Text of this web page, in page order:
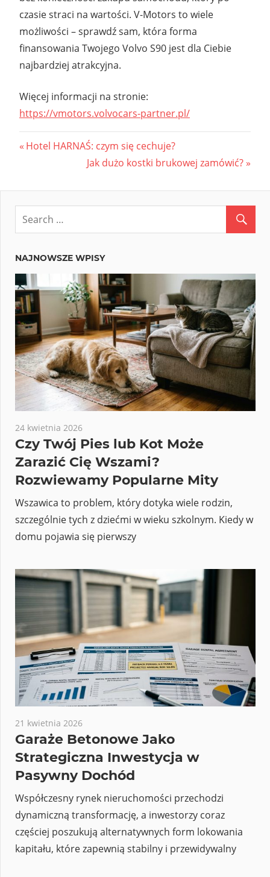
czasie straci na wartości. V-Motors to wiele
możliwości – sprawdź sam, która forma
finansowania Twojego Volvo S90 jest dla Ciebie
najbardziej atrakcyjna.
Więcej informacji na stronie:
https://vmotors.volvocars-partner.pl/
Nawigacja
Previous
Hotel HARNAŚ: czym się cechuje?
Next
Jak dużo kostki brukowej zamówić?
NAJNOWSZE WPISY
24 kwietnia 2026
Czy Twój Pies lub Kot Może
Zarazić Cię Wszami?
Rozwiewamy Popularne Mity
Wszawica to problem, który dotyka wiele rodzin,
szczególnie tych z dziećmi w wieku szkolnym. Kiedy w
domu pojawia się pierwszy
21 kwietnia 2026
Garaże Betonowe Jako
Strategiczna Inwestycja w
Pasywny Dochód
Współczesny rynek nieruchomości przechodzi
dynamiczną transformację, a inwestorzy coraz
częściej poszukują alternatywnych form lokowania
kapitału, które zapewnią stabilny i przewidywalny